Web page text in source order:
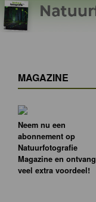
MAGAZINE
Neem nu een
abonnement op
Natuurfotografie
Magazine en ontvang
veel extra voordeel!